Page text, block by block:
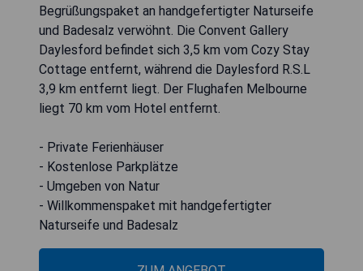
Begrüßungspaket an handgefertigter Naturseife
und Badesalz verwöhnt. Die Convent Gallery
Daylesford befindet sich 3,5 km vom Cozy Stay
Cottage entfernt, während die Daylesford R.S.L
3,9 km entfernt liegt. Der Flughafen Melbourne
liegt 70 km vom Hotel entfernt.
- Private Ferienhäuser
- Kostenlose Parkplätze
- Umgeben von Natur
- Willkommenspaket mit handgefertigter
Naturseife und Badesalz